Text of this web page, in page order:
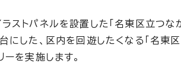
ストパネルを設置した「名東区立つ
にした、区内を回遊したくなる「名東
を実施します。